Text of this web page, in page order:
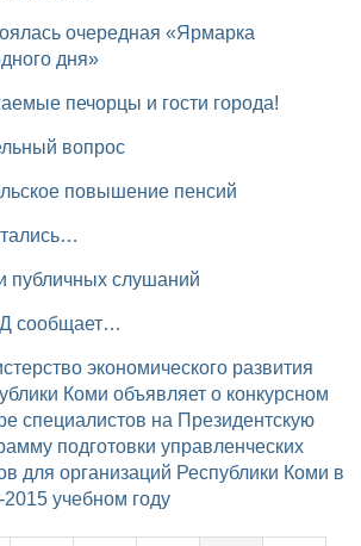
дня»
печорцы и гости города!
вопрос
повышение пенсий
публичных слушаний
сообщает…
Коми объявляет о конкурсном
специалистов на Президентскую
подготовки управленческих
для организаций Республики Коми в
2015 учебном году